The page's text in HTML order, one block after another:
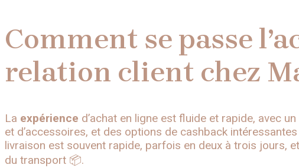
Comment se passe
relation client chez
La expérience d’achat en ligne est fluide et rapide, avec
et d’accessoires, et des options de cashback
livraison est souvent rapide, parfois en deux à trois jours,
du transport 📦.